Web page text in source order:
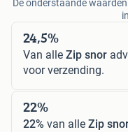
De onderstaande
24,5%
Van alle Zip snor
voor verzending.
22%
22% van alle Zip